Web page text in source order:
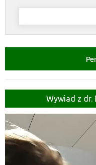
Szukaj:
Wywiad z dr.
Odtwarzacz
video